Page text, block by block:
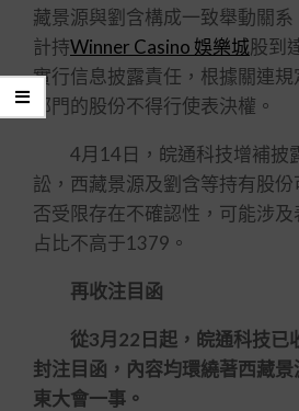
藏景源與劉含構成一致舉動關
計持Winner Casino 娛樂城股到
實行信息披露責任，根據關連規
部門的股份不得行使表決權。
4月14日，皖通科技增補披
訟，西藏景源及劉含等持有股
否受限存在不確認性，可能涉
占比不高于1379。
再收注目函
從3月22日起，皖通科技已
封注目函，內容均環繞著西藏
東大會一事。